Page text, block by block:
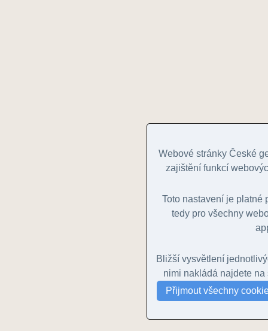
Webové stránky České
zajištění funkcí
Toto nastavení je platné
tedy pro všechny
Bližší vysvětlení
nimi nakládá najdete
Přijmout všechny